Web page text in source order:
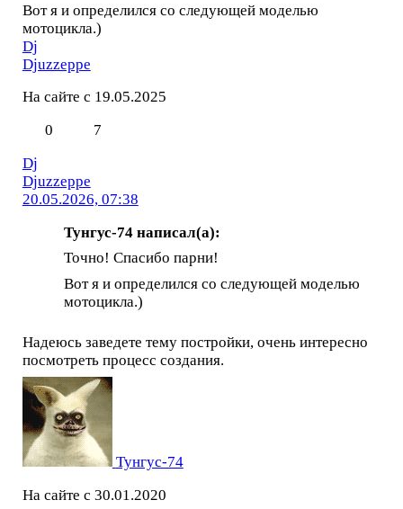
Вот я и определился со следующей моделью
мотоцикла.)
Dj
Djuzzeppe
На сайте с 19.05.2025
0
7
Dj
Djuzzeppe
20.05.2026, 07:38
Тунгус-74 написал(а):
Точно! Спасибо парни!
Вот я и определился со следующей моделью
мотоцикла.)
Надеюсь заведете тему постройки, очень интересно
посмотреть процесс создания.
Тунгус-74
На сайте с 30.01.2020